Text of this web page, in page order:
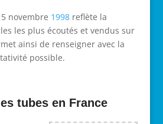
novembre 1998reflète la
les plus écoutés et vendus sur
ainsi de renseigner avec la
possible.
tubes en France